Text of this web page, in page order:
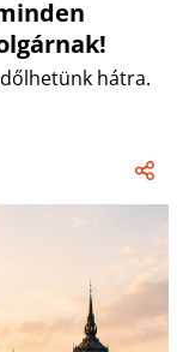
hátra.